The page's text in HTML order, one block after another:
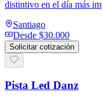
distintivo en el día más
Santiago
Desde $30.000
Solicitar cotización
Pista Led Danz